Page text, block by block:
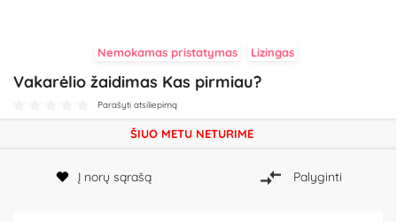
Nemokamas pristatymas Lizingas
Vakarėlio žaidimas Kas pirmiau?
Parašyti atsiliepimą
ŠIUO METU NETURIME
Į norų sąrašą Palyginti